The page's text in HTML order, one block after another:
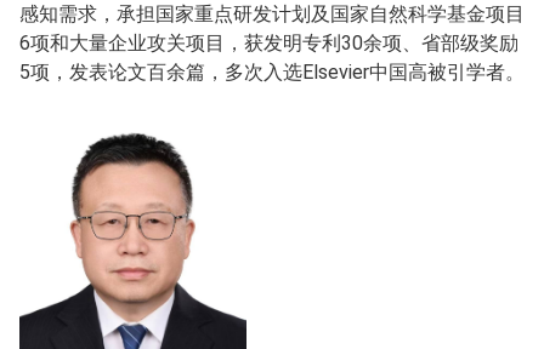
感知需求，承担国家重点研发计划及国家自然科学基金项目
6项和大量企业攻关项目，获发明专利30余项、省部级奖励
5项，发表论文百余篇，多次入选Elsevier中国高被引学者。